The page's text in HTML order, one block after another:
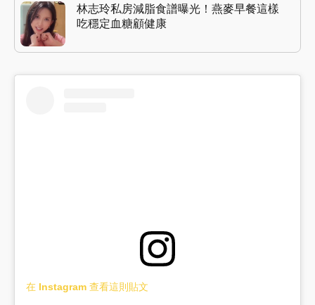
林志玲私房減脂食譜曝光！燕麥早餐這樣
吃穩定血糖顧健康
在 Instagram 查看這則貼文